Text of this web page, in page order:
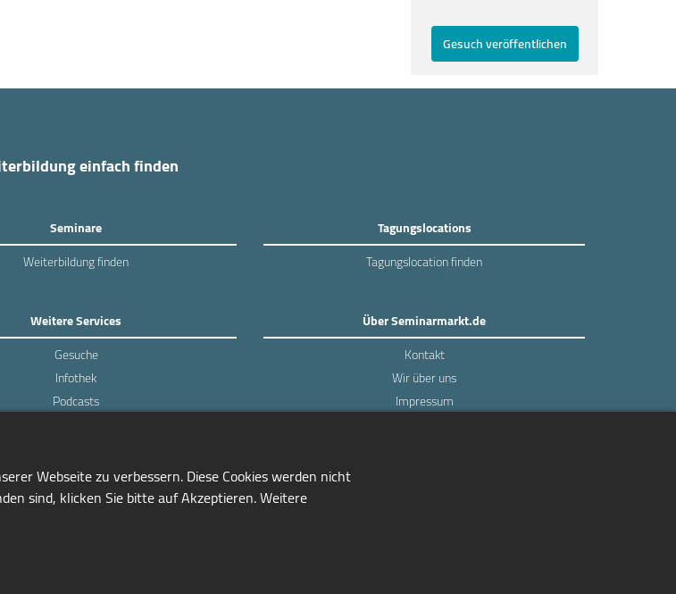
Gesuch veröffentlichen
einfach finden
Seminare
Weiterbildung finden
Tagungslocations
Tagungslocation finden
Weitere Services
Gesuche
Infothek
Podcasts
Über Seminarmarkt.de
Kontakt
Wir über uns
Impressum
Webseite zu verbessern. Diese Cookies werden nicht
sind, klicken Sie bitte auf Akzeptieren. Weitere